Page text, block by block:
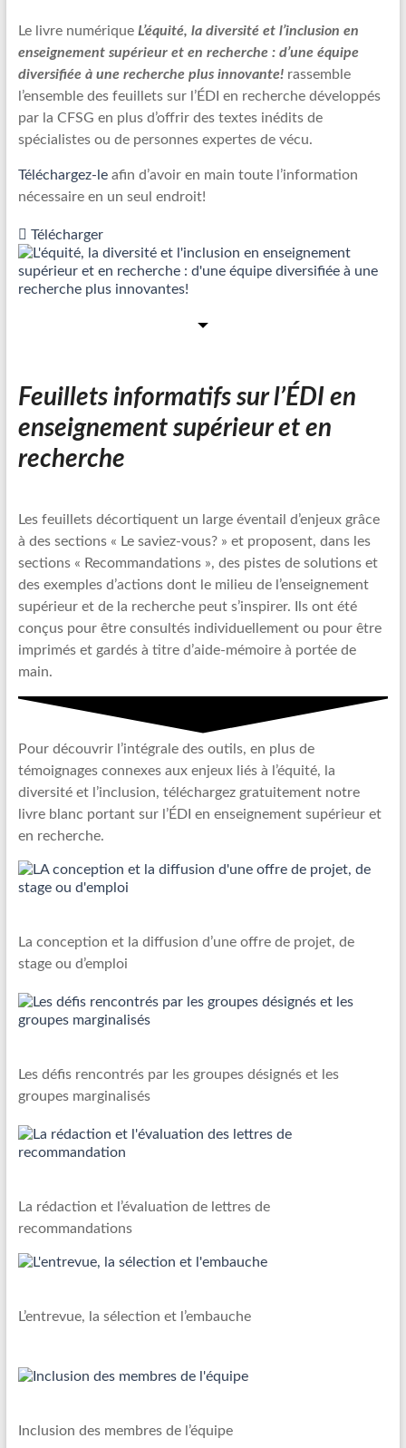
Le livre numérique L’équité, la diversité et l’inclusion en
enseignement supérieur et en recherche : d’une équipe
diversifiée à une recherche plus innovante!rassemble
l’ensemble des feuillets sur l’ÉDI en recherche développés
par la CFSG en plus d’offrir des textes inédits de
spécialistes ou de personnes expertes de vécu.
Téléchargez-leafin d’avoir en main toute l’information
nécessaire en un seul endroit!
Télécharger
Feuillets informatifs sur l’ÉDI en
enseignement supérieur et en
recherche
Les feuillets décortiquent un large éventail d’enjeux grâce
à des sections « Le saviez-vous? » et proposent, dans les
sections « Recommandations », des pistes de solutions et
des exemples d’actions dont le milieu de l’enseignement
supérieur et de la recherche peut s’inspirer. Ils ont été
conçus pour être consultés individuellement ou pour être
imprimés et gardés à titre d’aide-mémoire à portée de
main.
Pour découvrir l’intégrale des outils, en plus de
témoignages connexes aux enjeux liés à l’équité, la
diversité et l’inclusion, téléchargez gratuitement notre
livre blanc portant sur l’ÉDI en enseignement supérieur et
en recherche.
La conception et la diffusion d’une offre de projet, de
stage ou d’emploi
Les défis rencontrés par les groupes désignés et les
groupes marginalisés
La rédaction et l’évaluation de lettres de
recommandations
L’entrevue, la sélection et l’embauche
Inclusion des membres de l’équipe